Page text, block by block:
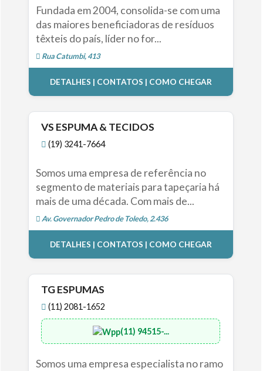
Fundada em 2004, consolida-se com uma
das maiores beneficiadoras de resíduos
têxteis do país, líder no for...
Rua Catumbi, 413
DETALHES | CONTATOS | COMO CHEGAR
VS ESPUMA & TECIDOS
(19) 3241-7664
Somos uma empresa de referência no
segmento de materiais para tapeçaria há
mais de uma década. Com mais de...
Av. Governador Pedro de Toledo, 2.436
DETALHES | CONTATOS | COMO CHEGAR
TG ESPUMAS
(11) 2081-1652
(11) 94515-...
Somos uma empresa especialista no ramo